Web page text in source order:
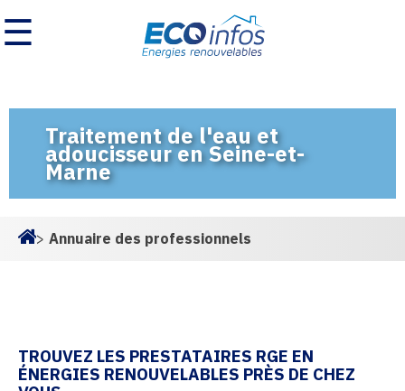
☰
Traitement de l'eau et
adoucisseur en Seine-et-
Marne
> Annuaire des professionnels
TROUVEZ LES PRESTATAIRES RGE EN
ÉNERGIES RENOUVELABLES PRÈS DE CHEZ